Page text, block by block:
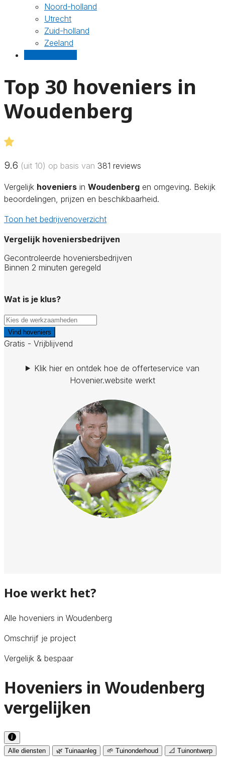
Noord-holland
Utrecht
Zuid-holland
Zeeland
Top 30 hoveniers in
Woudenberg
9.6 (uit 10) op basis van 381 reviews
Vergelijk hoveniers in Woudenberg en omgeving. Bekijk
beoordelingen, prijzen en beschikbaarheid.
Toon het bedrijvenoverzicht
Vergelijk hoveniersbedrijven
Gecontroleerde hoveniersbedrijven
Binnen 2 minuten geregeld
Wat is je klus?
Vind hoveniers
Gratis - Vrijblijvend
Klik hier en ontdek hoe de offerteservice van
Hovenier.website werkt
Hoe werkt het?
Alle hoveniers in Woudenberg
Omschrijf je project
Vergelijk & bespaar
Hoveniers in Woudenberg
vergelijken
Alle diensten 🌿 Tuinaanleg 🌱 Tuinonderhoud 📐 Tuinontwerp